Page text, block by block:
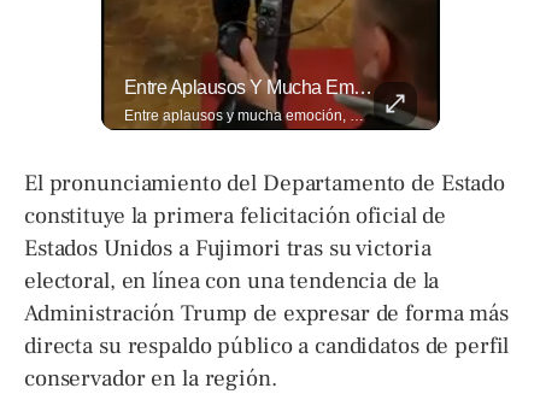
Entre Aplausos Y Mucha Emoción, Marito Rivera Llegó A La Celebración De Sus “55 Años De Gala”, Una Noche Especial Para Recordar Su Trayectoria Y...
Entre aplausos y mucha emoción, Marito Rivera llegó a la celebración de sus “55 años de Gala”, una noche especial para recordar su trayectoria y los éxitos que han marcado generaciones. Así fue el recibimiento del ícono de la música tropical salvadoreña. Lee más ➡️ eldiariodehoy.com
El pronunciamiento del Departamento de Estado
constituye la primera felicitación oficial de
Estados Unidos a Fujimori tras su victoria
electoral, en línea con una tendencia de la
Administración Trump de expresar de forma más
directa su respaldo público a candidatos de perfil
conservador en la región.